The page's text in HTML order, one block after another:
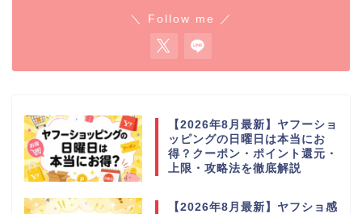
＼ Follow me ／
【2026年8月最新】ヤフーショ
ッピングの日曜日は本当にお
得？クーポン・ポイント還元・
上限・攻略法を徹底解説
【2026年8月最新】ヤフショ感